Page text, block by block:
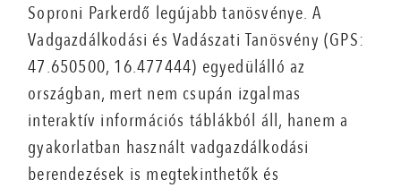
Soproni Parkerdő legújabb tanösvénye. A
Vadgazdálkodási és Vadászati Tanösvény (GPS:
47.650500, 16.477444) egyedülálló az
országban, mert nem csupán izgalmas
interaktív információs táblákból áll, hanem a
gyakorlatban használt vadgazdálkodási
berendezések is megtekinthetők és